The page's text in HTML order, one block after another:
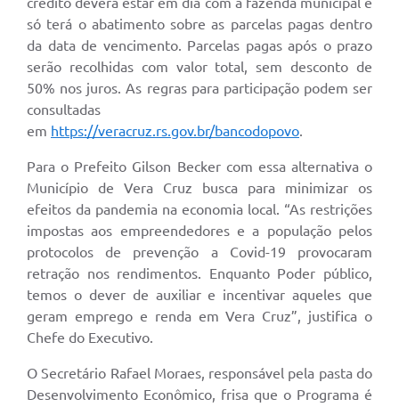
só terá o abatimento sobre as parcelas pagas dentro
da data de vencimento. Parcelas pagas após o prazo
serão recolhidas com valor total, sem desconto de
50% nos juros. As regras para participação podem ser
consultadas
em https://veracruz.rs.gov.br/bancodopovo.
Para o Prefeito Gilson Becker com essa alternativa o
Município de Vera Cruz busca para minimizar os
efeitos da pandemia na economia local. “As restrições
impostas aos empreendedores e a população pelos
protocolos de prevenção a Covid-19 provocaram
retração nos rendimentos. Enquanto Poder público,
temos o dever de auxiliar e incentivar aqueles que
geram emprego e renda em Vera Cruz”, justifica o
Chefe do Executivo.
O Secretário Rafael Moraes, responsável pela pasta do
Desenvolvimento Econômico, frisa que o Programa é